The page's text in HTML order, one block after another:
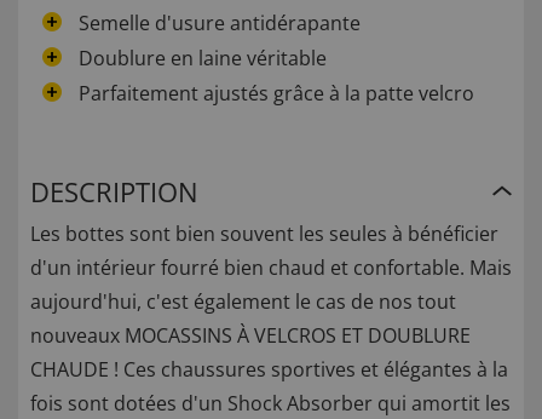
Semelle d'usure antidérapante
Doublure en laine véritable
Parfaitement ajustés grâce à la patte velcro
DESCRIPTION
Les bottes sont bien souvent les seules à bénéficier
d'un intérieur fourré bien chaud et confortable. Mais
aujourd'hui, c'est également le cas de nos tout
nouveaux MOCASSINS À VELCROS ET DOUBLURE
CHAUDE ! Ces chaussures sportives et élégantes à la
fois sont dotées d'un Shock Absorber qui amortit les